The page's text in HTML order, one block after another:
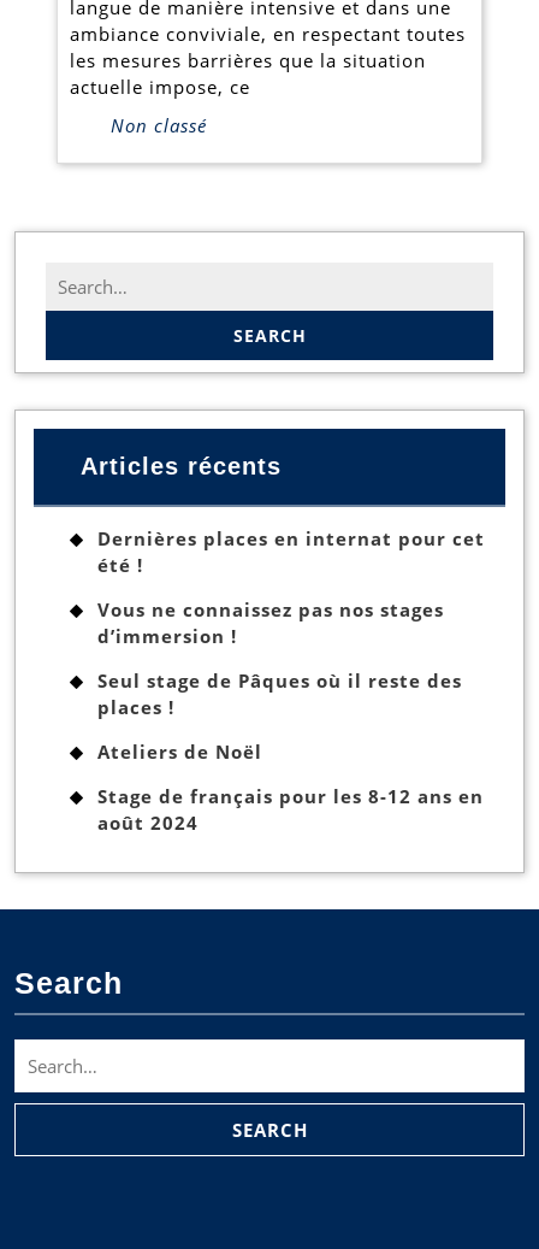
oubliés
chez
langue de manière intensive et dans une
ambiance conviviale, en respectant toutes
les mesures barrières que la situation
actuelle impose, ce
Non classé
Search
for:
Articles récents
Dernières places en internat pour cet
été !
Vous ne connaissez pas nos stages
d’immersion !
Seul stage de Pâques où il reste des
places !
Ateliers de Noël
Stage de français pour les 8-12 ans en
août 2024
Search
for: